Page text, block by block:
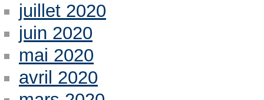
juillet 2020
juin 2020
mai 2020
avril 2020